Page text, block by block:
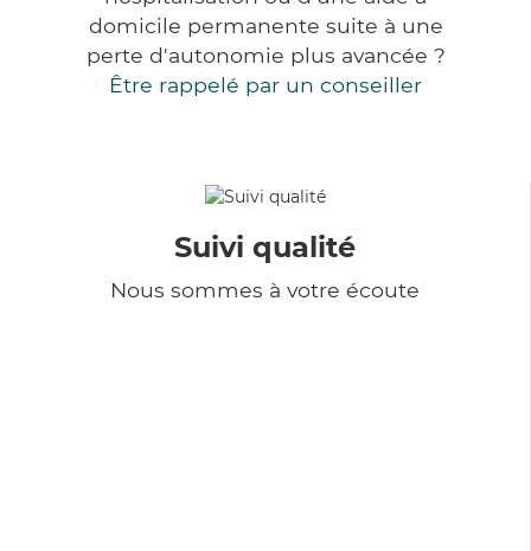
domicile permanente suite à une
perte d'autonomie plus avancée ?
Être rappelé par un conseiller
Suivi qualité
Nous sommes à votre écoute